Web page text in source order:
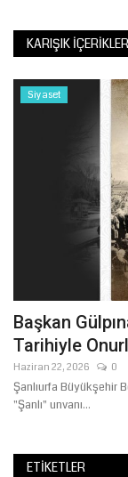
KARIŞIK İÇERIKLER
Siyaset
Başkan
Tarihiyle
Haziran 22, 2026 0
Şanlıurfa Büyükşehir
"Şanlı" unvanı...
ETIKETLER